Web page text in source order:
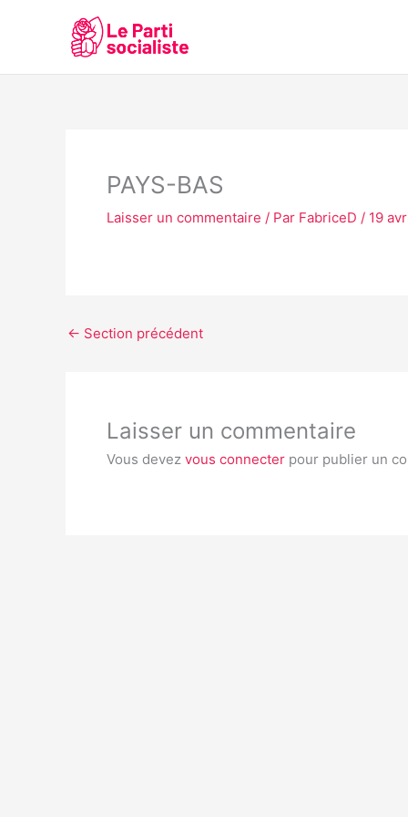
PAYS-BAS
Laisser un commentaire / Par FabriceD / 19
← Section précédent
Laisser un commentaire
Vous devez vous connecter pour publier un